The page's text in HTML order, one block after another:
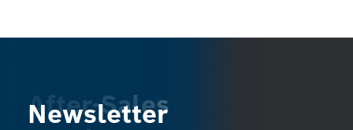
After-Sales
Newsletter